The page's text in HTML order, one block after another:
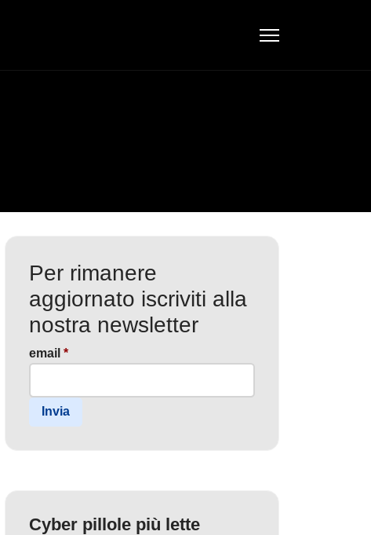
Per rimanere
aggiornato iscriviti alla
nostra newsletter
email *
Invia
Cyber pillole più lette